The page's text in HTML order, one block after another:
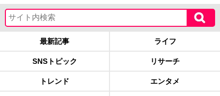
最新記事 ライフ
SNSトピック リサーチ
トレンド エンタメ